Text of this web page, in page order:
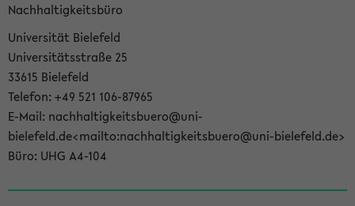
Nachhaltigkeitsbüro
Universität Bielefeld
Universitätsstraße 25
33615 Bielefeld
Telefon: +49 521 106-87965
E-Mail: nachhaltigkeitsbuero@uni-
bielefeld.de<mailto:nachhaltigkeitsbuero@uni-bielefeld.de>
Büro: UHG A4-104